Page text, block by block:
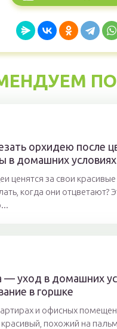
орхидею после
в домашних условиях
ценятся за свои
когда они отцветают?
— уход в домашних
в горшке
и офисных
красивый, похожий на